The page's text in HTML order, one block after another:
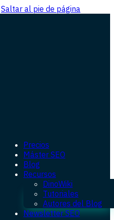
Saltar al pie de página
Precios
Máster SEO
Blog
Recursos
DinoWiki
Tutoriales
Autores del Blog
Newsletter SEO